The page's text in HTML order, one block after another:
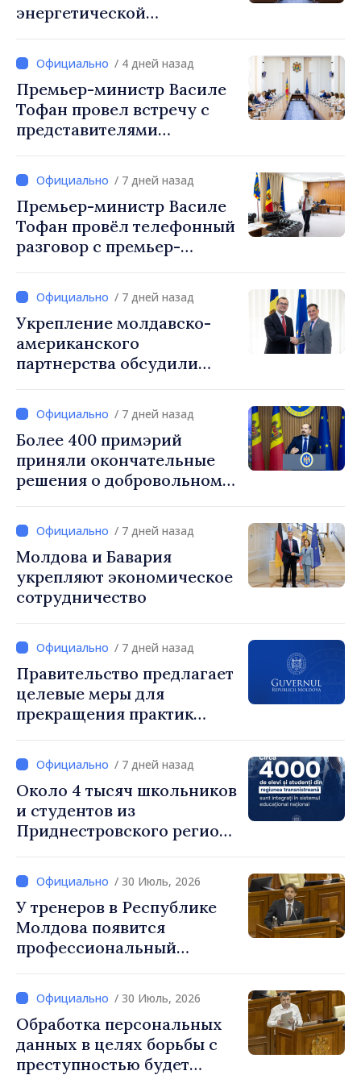
энергетической
водных ресурсов
утверждены Нацкомиссией
по управлению кризисами
/ 4 дней назад
Премьер-министр Василе
Тофан провел встречу с
представителями
организаций и агентств в
Республике Молдова
/ 7 дней назад
Премьер-министр Василе
Тофан провёл телефонный
разговор с премьер-
Сергеем Корецким
/ 7 дней назад
Укрепление молдавско-
американского
партнерства обсудили
Тофан и временный
поверенный в делах
посольства США в РМ Ник
Петрович
/ 7 дней назад
Более 400 примэрий
приняли окончательные
решения о добровольном
секретарь правительства
Алексей Бузу: «85,5%
примэрий инициировали
процесс. Благодарим
местных избранников за
первое место интересы
людей и развитие»
/ 7 дней назад
Молдова и Бавария
укрепляют экономическое
сотрудничество
/ 7 дней назад
Правительство предлагает
целевые меры для
прекращения практик
вознаграждения
/ 7 дней назад
Около 4 тысяч школьников
и студентов из
Приднестровского региона
национальную систему
образования/ 30 Июль, 2026
У тренеров в Республике
Молдова появится
профессиональный
отмечаться ежегодно 25
сентября
/ 30 Июль, 2026
Обработка персональных
данных в целях борьбы с
преступностью будет